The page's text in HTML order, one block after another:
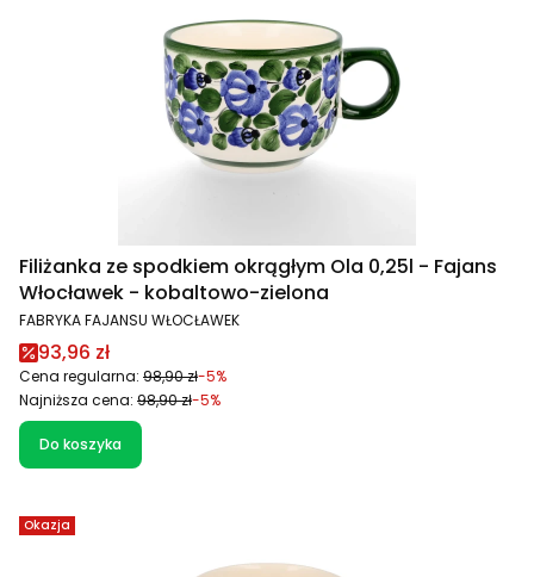
Filiżanka ze spodkiem okrągłym Ola 0,25l - Fajans
Włocławek - kobaltowo-zielona
PRODUCENT
FABRYKA FAJANSU WŁOCŁAWEK
Cena promocyjna
93,96 zł
Cena regularna: 98,90 zł-5%
Najniższa cena: 98,90 zł-5%
Do koszyka
Okazja